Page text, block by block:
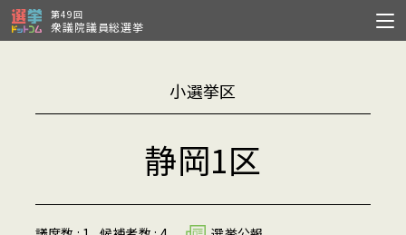
第49回
衆議院議員総選挙
小選挙区
静岡1区